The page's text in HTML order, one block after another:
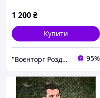
1 200₴
Купити
"Воєнторг Роздріб/Опт": На варті вашої безпеки! 95%